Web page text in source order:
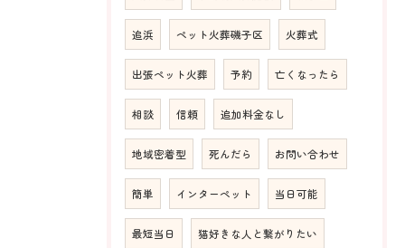
追浜 ペット火葬磯子区 火葬式
出張ペット火葬 予約 亡くなったら
相談 信頼 追加料金なし
地域密着型 死んだら お問い合わせ
簡単 インターペット 当日可能
最短当日 猫好きな人と繋がりたい